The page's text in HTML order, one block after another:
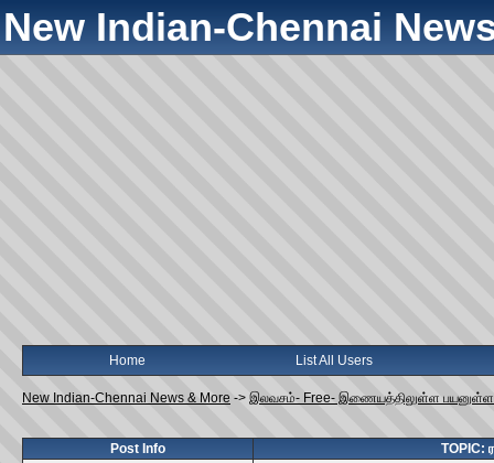
New Indian-Chennai
Home List All Users
New Indian-Chennai News & More -> இலவசம்- Free- இணையத்திலுள்ள
Post Info
TOPIC: